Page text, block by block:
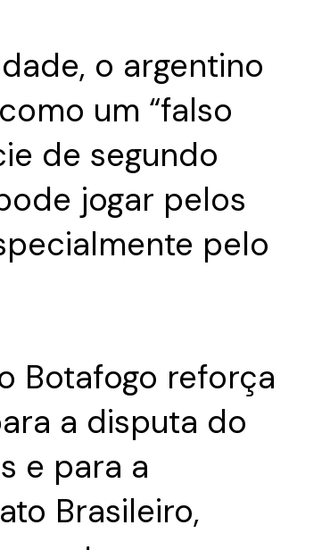
o argentino
um “falso
de segundo
jogar pelos
pelo
Botafogo reforça
a disputa do
e para a
Brasileiro,